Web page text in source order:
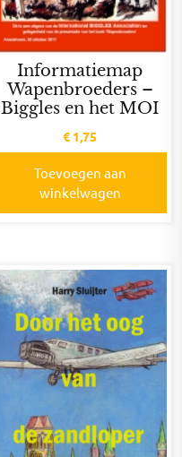
Informatiemap
Wapenbroeders –
Biggles en het MOI
€ 1,75
Toevoegen aan
winkelwagen